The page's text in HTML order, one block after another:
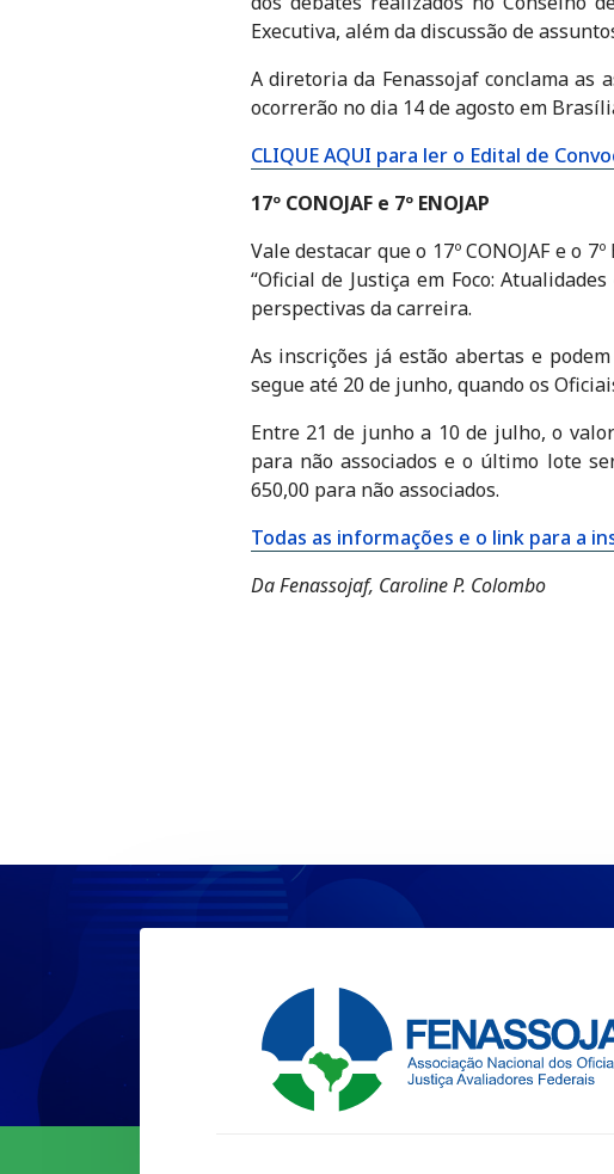
Executiva, além da discussão de
A diretoria da Fenassojaf conclama as
ocorrerão no dia 14 de agosto em
CLIQUE AQUI para ler o Edital de
17º CONOJAF e 7º ENOJAP
Vale destacar que o 17º CONOJAF e o
“Oficial de Justiça em Foco:
perspectivas da carreira.
As inscrições já estão abertas e
segue até 20 de junho, quando os
Entre 21 de junho a 10 de julho, o
para não associados e o último lote
650,00 para não associados.
Todas as informações e o link para a
Da Fenassojaf, Caroline P. Colombo